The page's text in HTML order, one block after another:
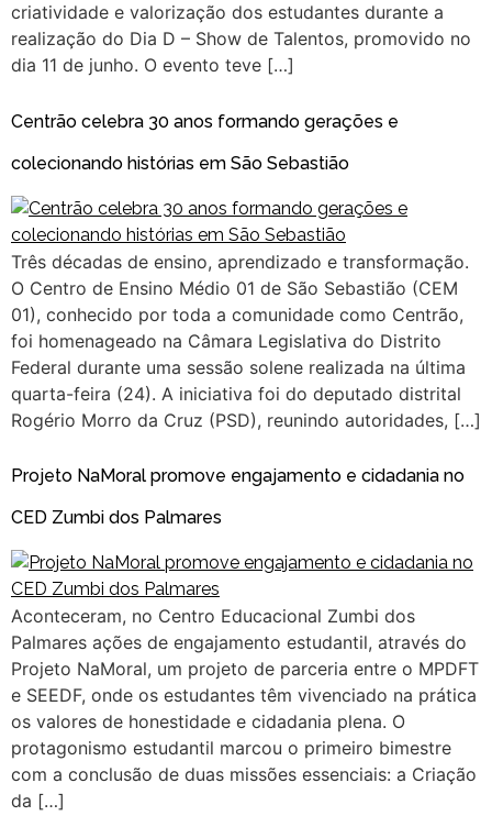
criatividade e valorização dos estudantes durante a
realização do Dia D – Show de Talentos, promovido no
dia 11 de junho. O evento teve […]
Centrão celebra 30 anos formando gerações e
colecionando histórias em São Sebastião
Três décadas de ensino, aprendizado e transformação.
O Centro de Ensino Médio 01 de São Sebastião (CEM
01), conhecido por toda a comunidade como Centrão,
foi homenageado na Câmara Legislativa do Distrito
Federal durante uma sessão solene realizada na última
quarta-feira (24). A iniciativa foi do deputado distrital
Rogério Morro da Cruz (PSD), reunindo autoridades, […]
Projeto NaMoral promove engajamento e cidadania no
CED Zumbi dos Palmares
Aconteceram, no Centro Educacional Zumbi dos
Palmares ações de engajamento estudantil, através do
Projeto NaMoral, um projeto de parceria entre o MPDFT
e SEEDF, onde os estudantes têm vivenciado na prática
os valores de honestidade e cidadania plena. O
protagonismo estudantil marcou o primeiro bimestre
com a conclusão de duas missões essenciais: a Criação
da […]